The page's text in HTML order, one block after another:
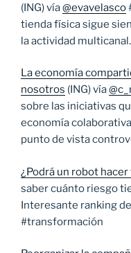
(ING) vía@evavelasco
tienda física sigue
la actividad multicanal.
La economía
nosotros (ING) vía
sobre las iniciativas
economía
punto de vista
¿Podrá un robot
saber cuánto riesgo
Interesante ranking
#transformación